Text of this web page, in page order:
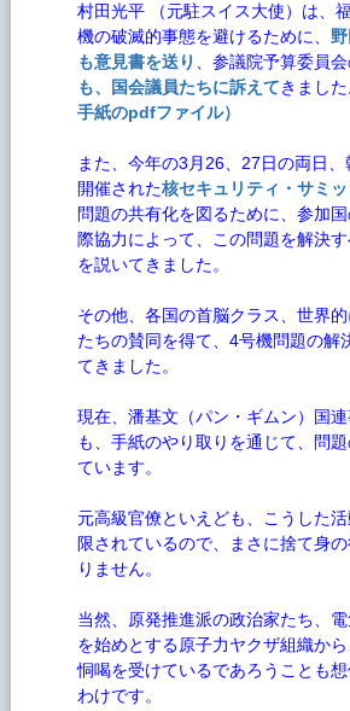
村田光平 （元駐スイス大使）は、
機の破滅的事態を避けるために、
も意見書を送り
、参議院予算委員
も、国会議員たちに訴えてきました
手紙のpdfファイル）
また、今年の3月26、27日の両日
開催された核セキュリティ・サミッ
問題の共有化を図るために、参加
際協力によって、この問題を解決
を説いてきました。
その他、各国の首脳クラス、世界
たちの賛同を得て、4号機問題の解
てきました。
現在、潘基文（パン・ギムン）国連
も、手紙のやり取りを通じて、問
ています。
元高級官僚といえども、こうした
限されているので、まさに捨て身
りません。
当然、原発推進派の政治家たち、
を始めとする原子力ヤクザ組織か
恫喝を受けているであろうことも
わけです。